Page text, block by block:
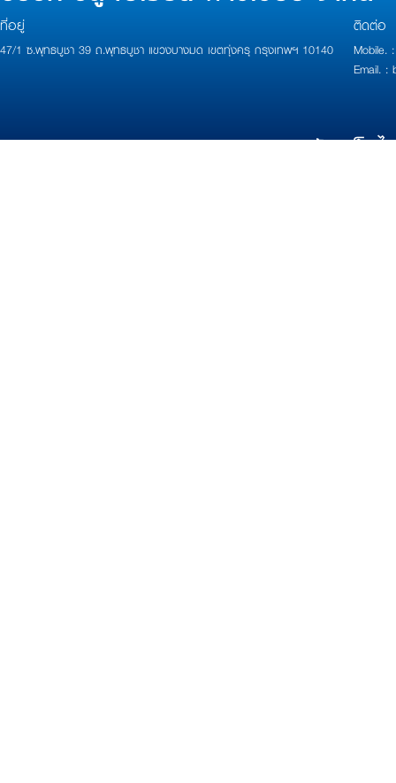
ที่อยู่
47/1 ซ.พุทธบูชา 39 ถ.พุทธบูชา แขวงบางมด เขตทุ่งครุ กรุงเทพฯ 10140
ติดต่อ
Mobile.
Email. :
Copyright 2017 Powered byบ้านเว็บ